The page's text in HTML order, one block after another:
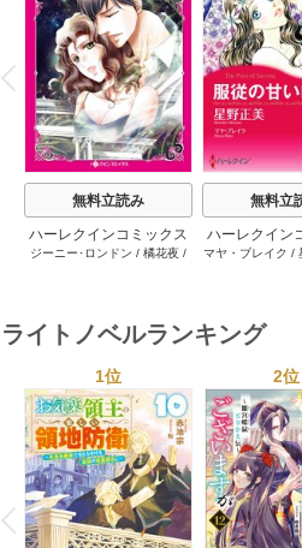
P
r
e
i
o
u
s
無料立読み
ハーレクインコミックス
セット 2026年 vol.1064
ジーニー･ロンドン / 橘花夜 /
無料立
ハーレクイン
セット 2026
マヤ・ブレイク /
ライトノベルランキング
P
r
e
v
i
o
u
s
1位 2位